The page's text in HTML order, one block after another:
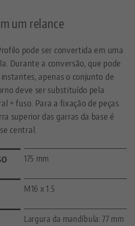
um relance
pode ser convertida em uma
Durante a conversão, que pode
apenas o conjunto de
deve ser substituído pela
+ fuso. Para a fixação de peças
superior das garras da base é
central.
175 mm
M16 x 1.5
Largura da mandíbula: 77 mm